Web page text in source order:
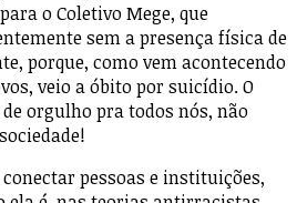
o Coletivo Mege, que
sem a presença física de
porque, como vem acontecendo
veio a óbito por suicídio. O
orgulho pra todos nós, não
pessoas e instituições,